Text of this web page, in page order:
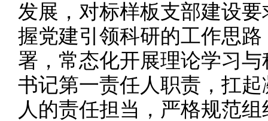
发展，对标样板支部建设
握党建引领科研的工作思
署，常态化开展理论学习
书记第一责任人职责，扛
人的责任担当，严格规范